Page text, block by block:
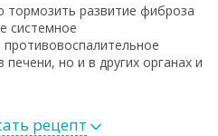
развитие фиброза
системное
но и в других органах и
рецепт